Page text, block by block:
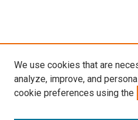
We use cookies that are
analyze, improve, and
cookie preferences using the